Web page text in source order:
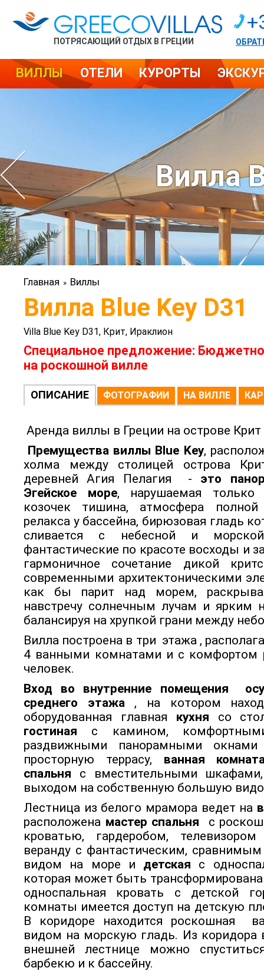
ПОТРЯСАЮЩИЙ ОТДЫХ В ГРЕЦИИ
ВИЛЛЫ ОТЕЛИ КУРОРТЫ
Вилла
Главная » Виллы
Вилла Blue Key D31
Villa Blue Key D31, Крит, Ираклион
Специальное предложение:
на роскошной вилле
ОПИСАНИЕ ФОТОГРАФИИ НА ВИЛЛЕ
Аренда виллы в Греции на острове Крит
Премущества виллы Blue Key,
холма между столицей острова
деревней Агия Пелагия - это
Эгейское море, нарушаемая только
козочек тишина, атмосфера
релакса у бассейна, бирюзовая гладь
сливается с небесной и
фантастические по красоте восходы и
гармоничное сочетание дикой
современными архитектоническими
как бы парит над морем,
навстречу солнечным лучам и ярким
балансируя на хрупкой грани между
Вилла построена в три этажа ,
4 ванными комнатами и с комфортом
человек.
Вход во внутренние помещения
среднего этажа, на котором
оборудованная главная кухня со
гостиная с камином,
раздвижными панорамными
просторную террасу, ванная
спальня с вместительными
выходом на собственную большую
Лестница из белого мрамора ведет на
расположена мастер спальня
с
кроватью, гардеробом,
веранду с фантастическим,
видом на море и детская с
которая может быть
односпальная кровать с детской
комнаты имеется доступ на детскую
В коридоре находится роскошная
видом на морскую гладь. Из коридора
внешней лестнице можно
барбекю и к бассейну.